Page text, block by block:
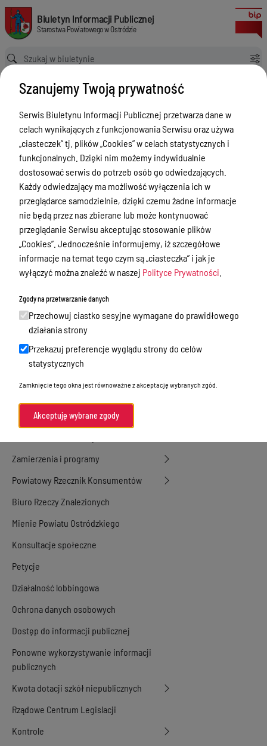
Biuro Rzeczy Znalezionych
Biuletyn Informacji Publicznej Starostwa Powiatowego w Ostródzie
Biuletyn Informacji Publicznej
Starostwa Powiatowego w Ostródzie
Ścieżka powrotu
Strona główna Informacja Biuro Rzeczy Znalezionych
Informacja
Menu Przedmiotowe
Starostwo Powiatowe
Poradnik Interesanta
Informacje o naborze
Zamówienia Publiczne
Tablica ogłoszeń
Dyżury Aptek w Powiecie Ostródzkim
Nieodpłatna Pomoc Prawna
Akty Prawne
Rejestry, ewidencje i archiwa
Budżet
Organizacja działania samorządu
powiatowego
Oświadczenia majątkowe
Zamierzenia i programy
Powiatowy Rzecznik Konsumentów
Biuro Rzeczy Znalezionych
Mienie Powiatu Ostródzkiego
Konsultacje społeczne
Petycje
Działalność lobbingowa
Ochrona danych osobowych
Dostęp do informacji publicznej
Ponowne wykorzystywanie informacji
publicznych
Kwota dotacji szkół niepublicznych
Rządowe Centrum Legislacji
Kontrole
Szanujemy Twoją prywatność
Serwis Biuletynu Informacji Publicznej przetwarza dane w
celach wynikających z funkcjonowania Serwisu oraz używa
„ciasteczek” tj. plików „Cookies” w celach statystycznych i
funkcjonalnych. Dzięki nim możemy indywidualnie
dostosować serwis do potrzeb osób go odwiedzających.
Każdy odwiedzający ma możliwość wyłączenia ich w
przeglądarce samodzielnie, dzięki czemu żadne informacje
nie będą przez nas zbierane lub może kontynuować
przeglądanie Serwisu akceptując stosowanie plików
„Cookies”. Jednocześnie informujemy, iż szczegółowe
informacje na temat tego czym są „ciasteczka” i jak je
wyłączyć można znaleźć w naszej Polityce Prywatności
Zgody na przetwarzanie danych
Przechowuj ciastko sesyjne wymagane do prawidłowego
działania strony
Przekazuj preferencje wyglądu strony do celów
statystycznych
Zamknięcie tego okna jest równoważne z akceptację wybranych zgód.
Akceptuję wybrane zgody